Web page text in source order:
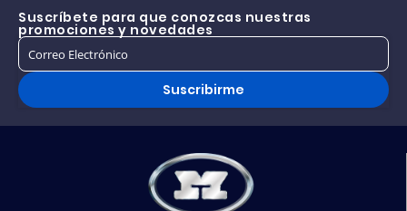
Suscríbete para que conozcas nuestras
promociones y novedades
Suscribirme